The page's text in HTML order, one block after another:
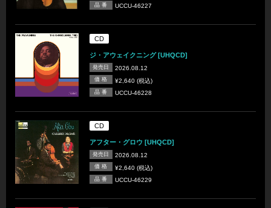
品 番 UCCU-46227
CD
ジ・アウェイクニング [UHQCD]
発売日 2026.08.12
価 格 ¥2,640 (税込)
品 番 UCCU-46228
CD
アフター・グロウ [UHQCD]
発売日 2026.08.12
価 格 ¥2,640 (税込)
品 番 UCCU-46229